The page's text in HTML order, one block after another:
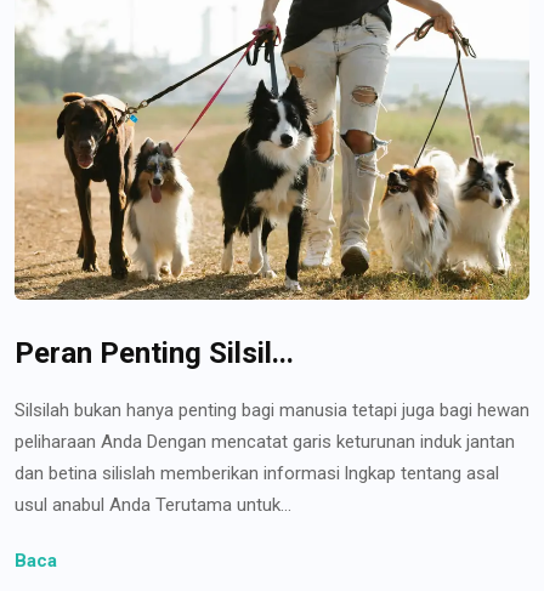
Peran Penting Silsil...
Silsilah bukan hanya penting bagi manusia tetapi juga bagi hewan
peliharaan Anda Dengan mencatat garis keturunan induk jantan
dan betina silislah memberikan informasi lngkap tentang asal
usul anabul Anda Terutama untuk...
Baca